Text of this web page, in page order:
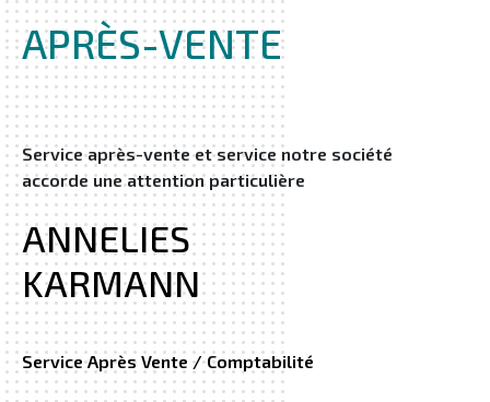
APRÈS-VENTE
Service après-vente et service notre société
accorde une attention particulière
ANNELIES
KARMANN
Service Après Vente / Comptabilité